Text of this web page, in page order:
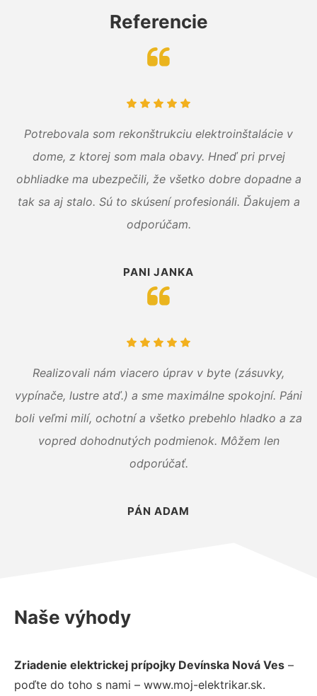
Referencie
Potrebovala som rekonštrukciu elektroinštalácie v
dome, z ktorej som mala obavy. Hneď pri prvej
obhliadke ma ubezpečili, že všetko dobre dopadne a
tak sa aj stalo. Sú to skúsení profesionáli. Ďakujem a
odporúčam.
PANI JANKA
Realizovali nám viacero úprav v byte (zásuvky,
vypínače, lustre atď.) a sme maximálne spokojní. Páni
boli veľmi milí, ochotní a všetko prebehlo hladko a za
vopred dohodnutých podmienok. Môžem len
odporúčať.
PÁN ADAM
Naše výhody
Zriadenie elektrickej prípojky Devínska Nová Ves –
poďte do toho s nami – www.moj-elektrikar.sk.